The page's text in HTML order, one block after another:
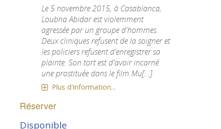
Le 5 novembre 2015, à Casablanca,
Loubna Abidar est violemment
agressée par un groupe d'hommes.
Deux cliniques refusent de la soigner et
les policiers refusent d'enregistrer sa
plainte. Son tort est d'avoir incarné
une prostituée dans le film Mu[...]
Plus d'information...
Réserver
Disponible